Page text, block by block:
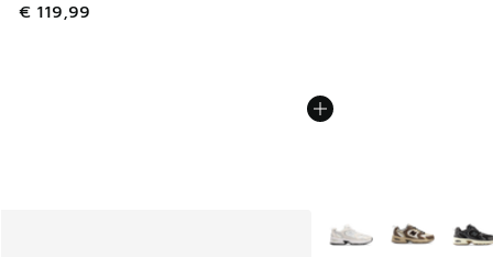
€ 119,99
Meer kleuren